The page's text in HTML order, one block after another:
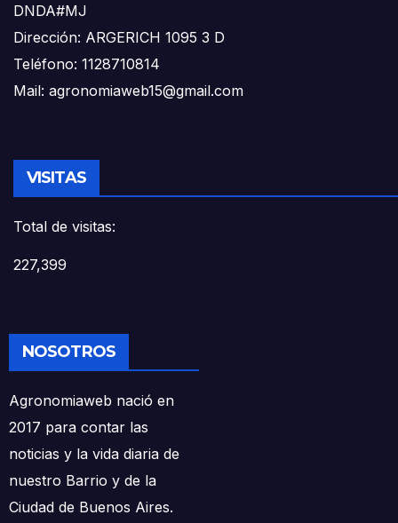
DNDA#MJ
Dirección: ARGERICH 1095 3 D
Teléfono: 1128710814
Mail: agronomiaweb15@gmail.com
VISITAS
Total de visitas:
227,399
NOSOTROS
Agronomiaweb nació en
2017 para contar las
noticias y la vida diaria de
nuestro Barrio y de la
Ciudad de Buenos Aires.